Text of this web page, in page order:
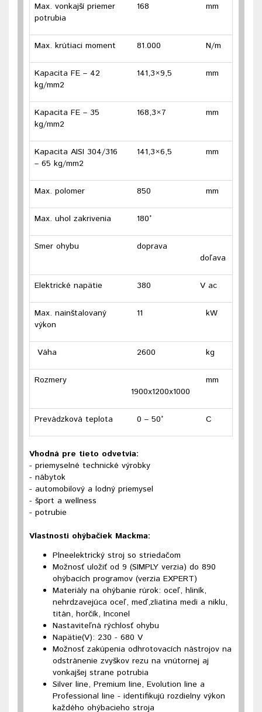
Max. vonkajší priemer
potrubia
168 mm
Max. krútiaci moment 81.000 N/m
Kapacita FE – 42
kg/mm2
141,3×9,5 mm
Kapacita FE – 35
kg/mm2
168,3×7 mm
Kapacita AISI 304/316
– 65 kg/mm2
141,3×6,5 mm
Max. polomer 850 mm
Max. uhol zakrivenia 180°
Smer ohybu
doprava
doľava
Elektrické napätie 380 V ac
Max. nainštalovaný
výkon
11 kW
Váha 2600 kg
Rozmery
1900x1200x1000
mm
Prevádzková teplota 0 – 50° C
Vhodná pre tieto odvetvia:
- priemyselné technické výrobky
- nábytok
- automobilový a lodný priemysel
- šport a wellness
- potrubie
Vlastnosti ohýbačiek Mackma:
Plneelektrický stroj so striedačom
Možnosť uložiť od 9 (SIMPLY verzia) do 890
ohýbacích programov (verzia EXPERT)
Materiály na ohýbanie rúrok: oceľ, hliník,
nehrdzavejúca oceľ, meď,zliatina medi a niklu,
titán, horčík, Inconel
Nastaviteľná rýchlosť ohybu
Napätie(V): 230 - 680 V
Možnosť zakúpenia odhrotovacích nástrojov na
odstránenie zvyškov rezu na vnútornej aj
vonkajšej strane potrubia
Silver line, Premium line, Evolution line a
Professional line - identifikujú rozdielny výkon
každého ohýbacieho stroja